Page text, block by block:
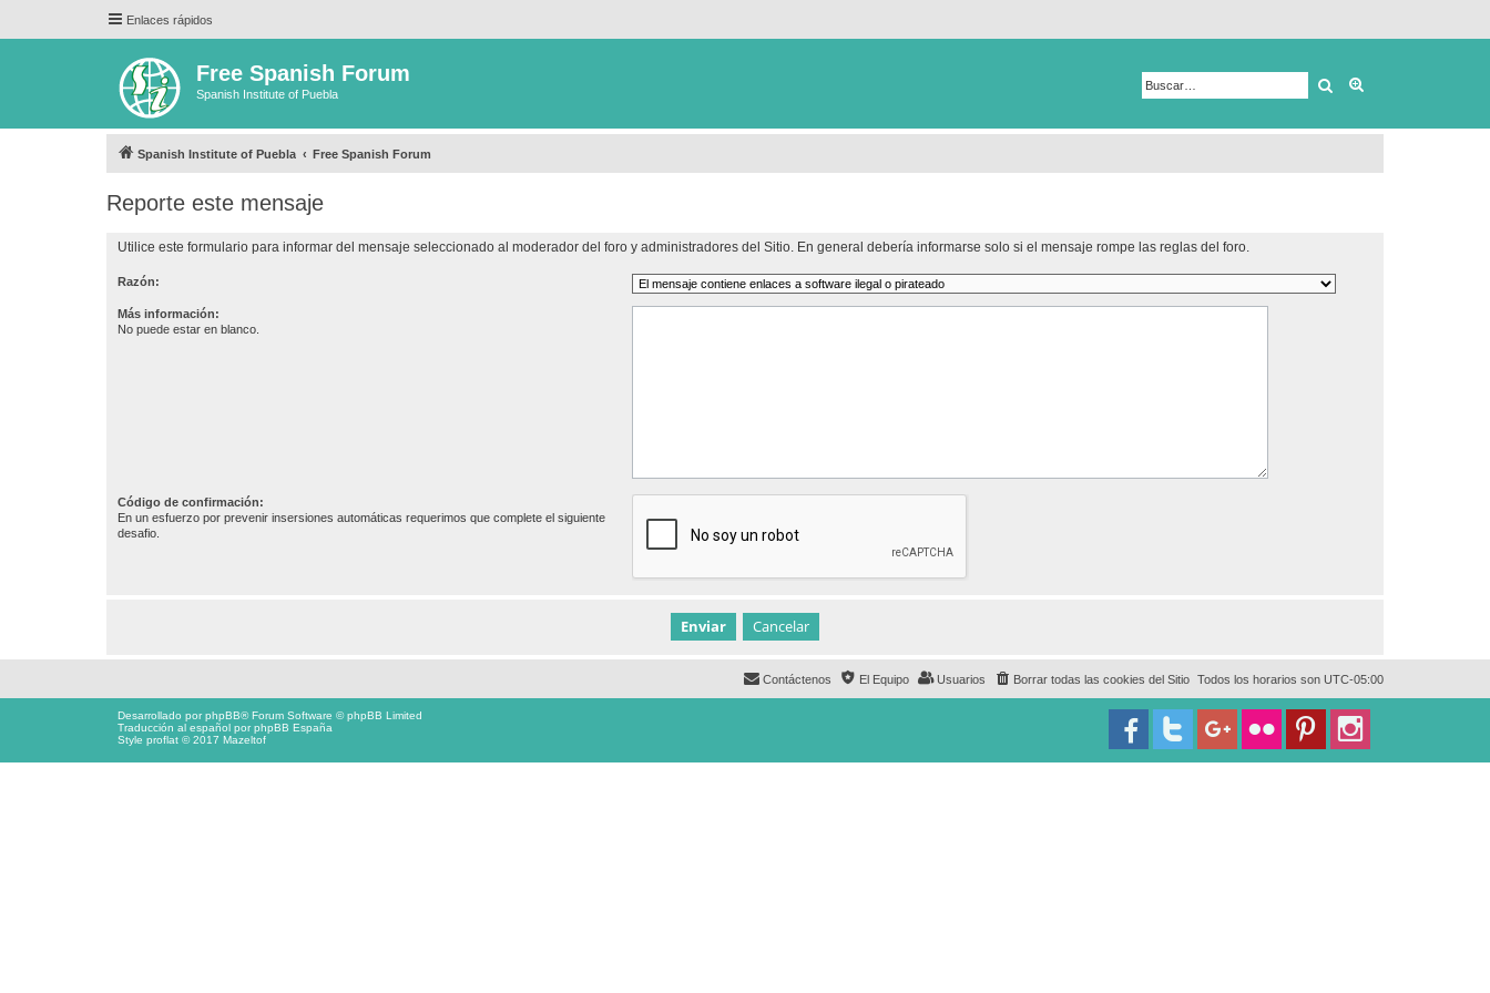
Enlaces rápidos
Free Spanish Forum
Spanish Institute of Puebla Buscar
Spanish Institute of Puebla Free Spanish Forum
Reporte este mensaje
Utilice este formulario para informar del mensaje seleccionado al moderador del foro y administradores del Sitio. En general debería informarse solo si el mensaje rompe las reglas del foro.
Razón:
Más información:
No puede estar en blanco.
Código de confirmación:
En un esfuerzo por prevenir insersiones automáticas requerimos que complete el siguiente
desafio.
Todos los horarios son UTC-05:00
Borrar todas las cookies del Sitio
Usuarios
El Equipo
Contáctenos
Desarrollado porphpBB® Forum Software © phpBB Limited
Traducción al español porphpBB España
Style proflat © 2017 Mazeltof